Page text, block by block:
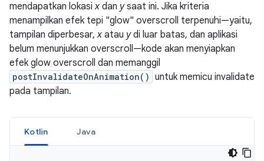
mendapatkan lokasix dan ysaat ini. Jika kriteria
menampilkan efek tepi "glow" overscroll terpenuhi—yaitu,
tampilan diperbesar,x atau ydi luar batas, dan aplikasi
belum menunjukkan overscroll—kode akan menyiapkan
efek glow overscroll dan memanggil
postInvalidateOnAnimation() untuk memicu invalidate
pada tampilan.
Kotlin Java